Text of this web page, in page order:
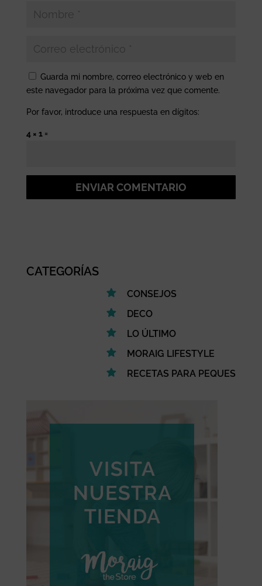
Guarda mi nombre, correo electrónico y web en
este navegador para la próxima vez que comente.
Por favor, introduce una respuesta en dígitos:
4 × 1 =
ENVIAR COMENTARIO
CATEGORÍAS
CONSEJOS
DECO
LO ÚLTIMO
MORAIG LIFESTYLE
RECETAS PARA PEQUES